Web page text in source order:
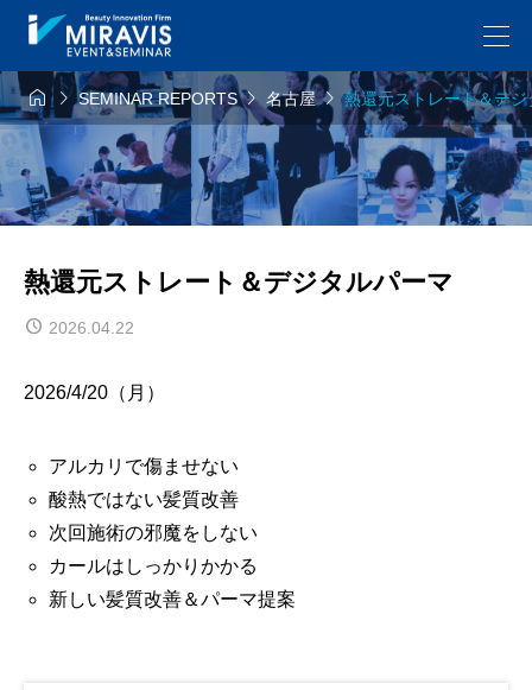
SEMINAR REPORTS名古屋熱還元ストレート＆デジ
熱還元ストレート＆デジタルパーマ
2026.04.22
2026/4/20（月）
アルカリで傷ませない
酸熱ではない髪質改善
次回施術の邪魔をしない
カールはしっかりかかる
新しい髪質改善＆パーマ提案